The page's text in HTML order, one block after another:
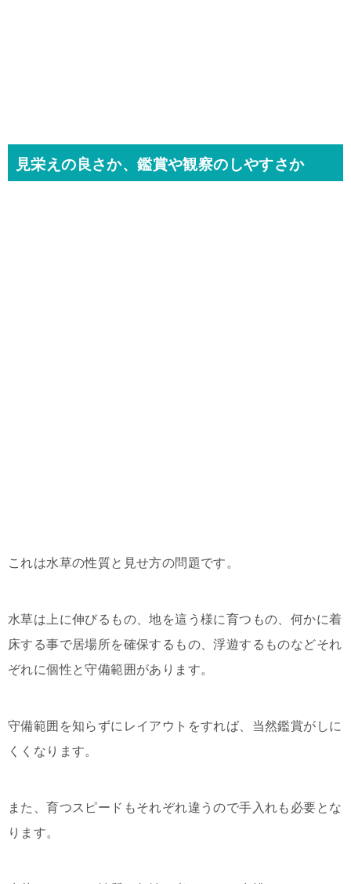
見栄えの良さか、鑑賞や観察のしやすさか
これは水草の性質と見せ方の問題です。
水草は上に伸びるもの、地を這う様に育つもの、何かに着
床する事で居場所を確保するもの、浮遊するものなどそれ
ぞれに個性と守備範囲があります。
守備範囲を知らずにレイアウトをすれば、当然鑑賞がしに
くくなります。
また、育つスピードもそれぞれ違うので手入れも必要とな
ります。